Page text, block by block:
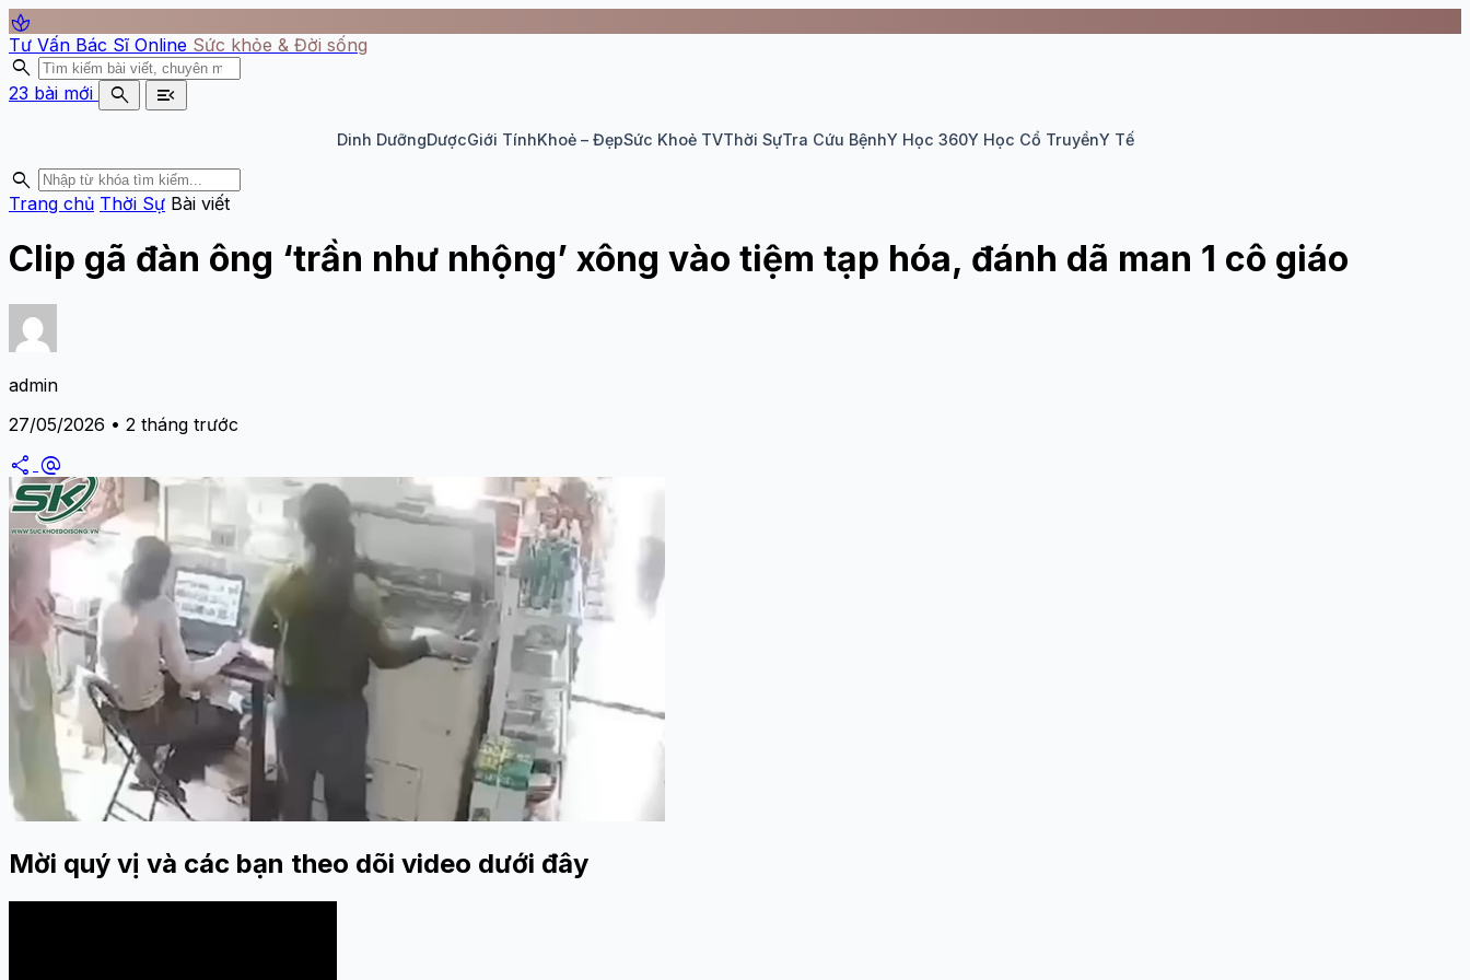
spa
Tư Vấn Bác Sĩ Online Sức khỏe & Đời sống
search
23 bài mới search menu_open
Dinh DưỡngDượcGiới TínhKhoẻ – ĐẹpSức Khoẻ TVThời SựTra Cứu BệnhY Học 360Y Học Cổ TruyềnY Tế
search
Trang chủ Thời Sự Bài viết
Clip gã đàn ông ‘trần như nhộng’ xông vào tiệm tạp hóa, đánh dã man 1 cô giáo
admin
27/05/2026 • 2 tháng trước
share alternate_email
Mời quý vị và các bạn theo dõi video dưới đây